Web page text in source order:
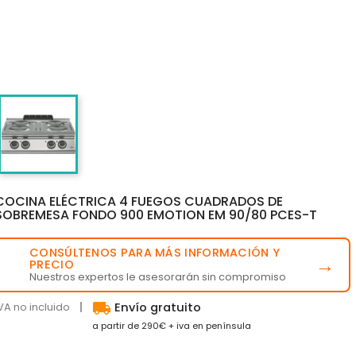
ELÉCTRICA 4 FUEGOS CUADRADOS DE
FONDO 900 EMOTION EM 90/80 PCES-T
CONSÚLTENOS PARA MÁS INFORMACIÓN Y
PRECIO
Nuestros expertos le asesorarán sin compromiso →
no incluido local_shipping Envío gratuito
a partir de 290€ + iva en península